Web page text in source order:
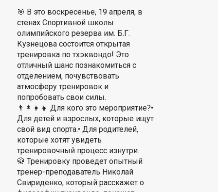
🎯 В это воскресенье, 19 апреля, в
стенах Спортивной школы
олимпийского резерва им. Б.Г.
Кузнецова состоится открытая
тренировка по тхэквондо! Это
отличный шанс познакомиться с
отделением, почувствовать
атмосферу тренировок и
попробовать свои силы.
👨‍👩‍👧‍👦 Для кого это мероприятие?•
Для детей и взрослых, которые ищут
свой вид спорта.• Для родителей,
которые хотят увидеть
тренировочный процесс изнутри.
🥋 Тренировку проведет опытный
тренер-преподаватель Николай
Свириденко, который расскажет о